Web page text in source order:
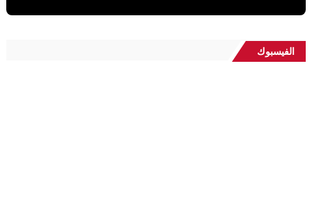
الفيسبوك